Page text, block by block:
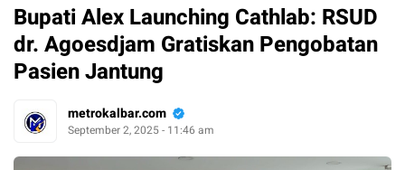
Bupati Alex Launching Cathlab: RSUD
dr. Agoesdjam Gratiskan Pengobatan
Pasien Jantung
metrokalbar.com
September 2, 2025 - 11:46 am